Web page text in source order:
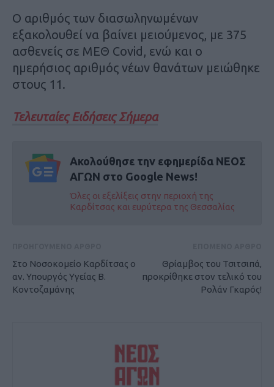
Ο αριθμός των διασωληνωμένων
εξακολουθεί να βαίνει μειούμενος, με 375
ασθενείς σε ΜΕΘ Covid, ενώ και ο
ημερήσιος αριθμός νέων θανάτων μειώθηκε
στους 11.
Τελευταίες Ειδήσεις Σήμερα
Ακολούθησε την εφημερίδα ΝΕΟΣ
ΑΓΩΝ στο Google News!
Όλες οι εξελίξεις στην περιοχή της
Καρδίτσας και ευρύτερα της Θεσσαλίας
Στο Νοσοκομείο Καρδίτσας ο
αν. Υπουργός Υγείας Β.
Κοντοζαμάνης
Θρίαμβος του Τσιτσιπά,
προκρίθηκε στον τελικό του
Ρολάν Γκαρός!